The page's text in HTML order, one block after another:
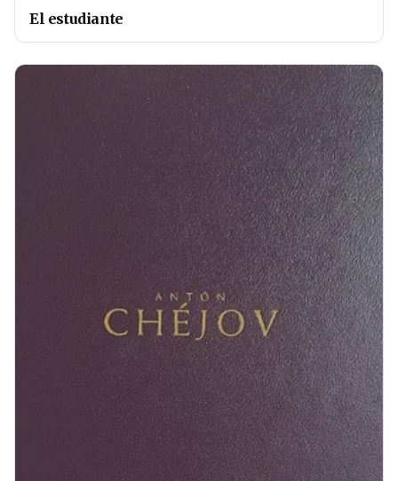
El estudiante